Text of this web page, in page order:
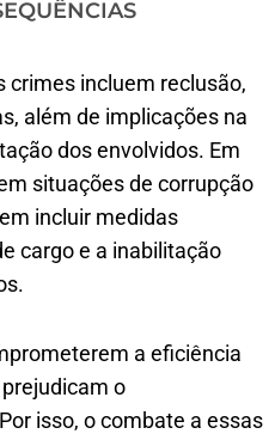
crimes incluem reclusão,
além de implicações na
dos envolvidos. Em
situações de corrupção
incluir medidas
cargo e a inabilitação
a eficiência
o
isso, o combate a essas